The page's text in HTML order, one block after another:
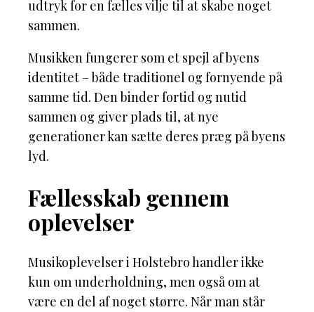
udtryk for en fælles vilje til at skabe noget
sammen.
Musikken fungerer som et spejl af byens
identitet – både traditionel og fornyende på
samme tid. Den binder fortid og nutid
sammen og giver plads til, at nye
generationer kan sætte deres præg på byens
lyd.
Fællesskab gennem
oplevelser
Musikoplevelser i Holstebro handler ikke
kun om underholdning, men også om at
være en del af noget større. Når man står